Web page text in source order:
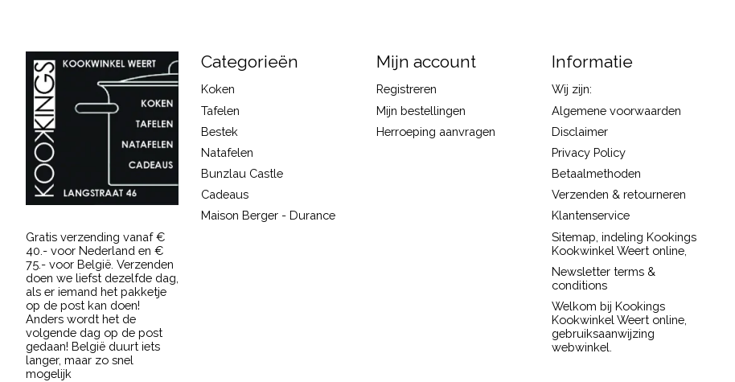
Gratis verzending vanaf €
40.- voor Nederland en €
75.- voor België. Verzenden
doen we liefst dezelfde dag,
als er iemand het pakketje
op de post kan doen!
Anders wordt het de
volgende dag op de post
gedaan! België duurt iets
langer, maar zo snel
mogelijk
Categorieën
Koken
Tafelen
Bestek
Natafelen
Bunzlau Castle
Cadeaus
Maison Berger - Durance
Mijn account
Registreren
Mijn bestellingen
Herroeping aanvragen
Informatie
Wij zijn:
Algemene voorwaarden
Disclaimer
Privacy Policy
Betaalmethoden
Verzenden & retourneren
Klantenservice
Sitemap, indeling Kookings
Kookwinkel Weert online,
Newsletter terms &
conditions
Welkom bij Kookings
Kookwinkel Weert online,
gebruiksaanwijzing
webwinkel.